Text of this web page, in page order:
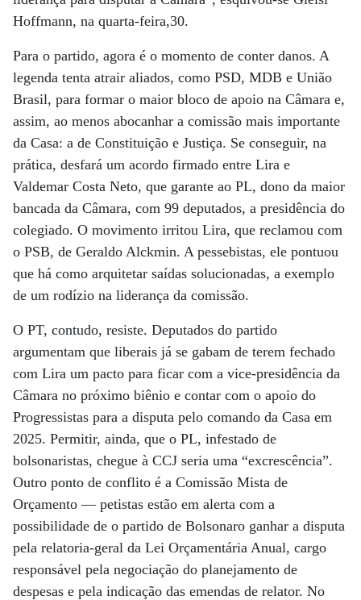
Hoffmann, na quarta-feira,30.
Para o partido, agora é o momento de conter danos. A
legenda tenta atrair aliados, como PSD, MDB e União
Brasil, para formar o maior bloco de apoio na Câmara e,
assim, ao menos abocanhar a comissão mais importante
da Casa: a de Constituição e Justiça. Se conseguir, na
prática, desfará um acordo firmado entre Lira e
Valdemar Costa Neto, que garante ao PL, dono da maior
bancada da Câmara, com 99 deputados, a presidência do
colegiado. O movimento irritou Lira, que reclamou com
o PSB, de Geraldo Alckmin. A pessebistas, ele pontuou
que há como arquitetar saídas solucionadas, a exemplo
de um rodízio na liderança da comissão.
O PT, contudo, resiste. Deputados do partido
argumentam que liberais já se gabam de terem fechado
com Lira um pacto para ficar com a vice-presidência da
Câmara no próximo biênio e contar com o apoio do
Progressistas para a disputa pelo comando da Casa em
2025. Permitir, ainda, que o PL, infestado de
bolsonaristas, chegue à CCJ seria uma “excrescência”.
Outro ponto de conflito é a Comissão Mista de
Orçamento — petistas estão em alerta com a
possibilidade de o partido de Bolsonaro ganhar a disputa
pela relatoria-geral da Lei Orçamentária Anual, cargo
responsável pela negociação do planejamento de
despesas e pela indicação das emendas de relator. No